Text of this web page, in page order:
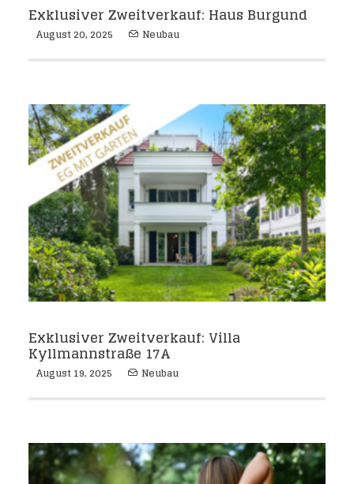
Exklusiver Zweitverkauf: Haus Burgund
August 20, 2025 Neubau
Exklusiver Zweitverkauf: Villa
Kyllmannstraße 17A
August 19, 2025 Neubau